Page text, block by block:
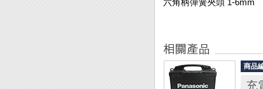
六角柄彈簧夾頭 1-6mm
商品
充